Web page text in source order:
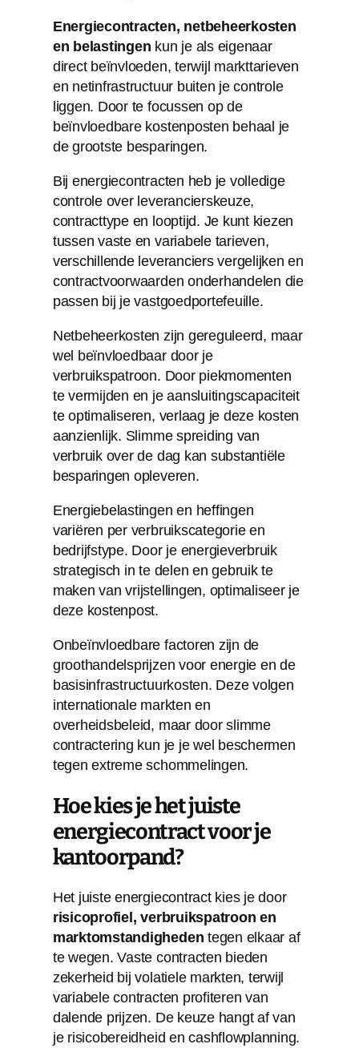
Energiecontracten, netbeheerkosten
en belastingen kun je als eigenaar
direct beïnvloeden, terwijl markttarieven
en netinfrastructuur buiten je controle
liggen. Door te focussen op de
beïnvloedbare kostenposten behaal je
de grootste besparingen.
Bij energiecontracten heb je volledige
controle over leverancierskeuze,
contracttype en looptijd. Je kunt kiezen
tussen vaste en variabele tarieven,
verschillende leveranciers vergelijken en
contractvoorwaarden onderhandelen die
passen bij je vastgoedportefeuille.
Netbeheerkosten zijn gereguleerd, maar
wel beïnvloedbaar door je
verbruikspatroon. Door piekmomenten
te vermijden en je aansluitingscapaciteit
te optimaliseren, verlaag je deze kosten
aanzienlijk. Slimme spreiding van
verbruik over de dag kan substantiële
besparingen opleveren.
Energiebelastingen en heffingen
variëren per verbruikscategorie en
bedrijfstype. Door je energieverbruik
strategisch in te delen en gebruik te
maken van vrijstellingen, optimaliseer je
deze kostenpost.
Onbeïnvloedbare factoren zijn de
groothandelsprijzen voor energie en de
basisinfrastructuurkosten. Deze volgen
internationale markten en
overheidsbeleid, maar door slimme
contractering kun je je wel beschermen
tegen extreme schommelingen.
Hoe kies je het juiste
energiecontract voor je
kantoorpand?
Het juiste energiecontract kies je door
risicoprofiel, verbruikspatroon en
marktomstandigheden tegen elkaar af
te wegen. Vaste contracten bieden
zekerheid bij volatiele markten, terwijl
variabele contracten profiteren van
dalende prijzen. De keuze hangt af van
je risicobereidheid en cashflowplanning.